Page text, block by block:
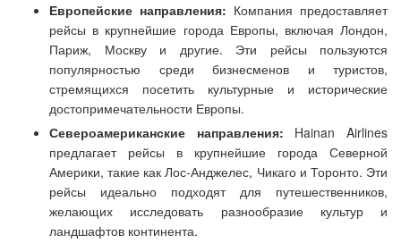
Европейские направления: Компания предоставляет
рейсы в крупнейшие города Европы, включая Лондон,
Париж, Москву и другие. Эти рейсы пользуются
популярностью среди бизнесменов и туристов,
стремящихся посетить культурные и исторические
достопримечательности Европы.
Североамериканские направления: Hainan Airlines
предлагает рейсы в крупнейшие города Северной
Америки, такие как Лос-Анджелес, Чикаго и Торонто. Эти
рейсы идеально подходят для путешественников,
желающих исследовать разнообразие культур и
ландшафтов континента.